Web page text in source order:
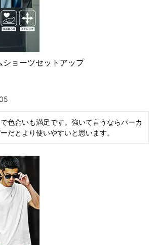
ショーツセットアップ
色合いも満足です。強いて言うならパーカ
だとより使いやすいと思います。